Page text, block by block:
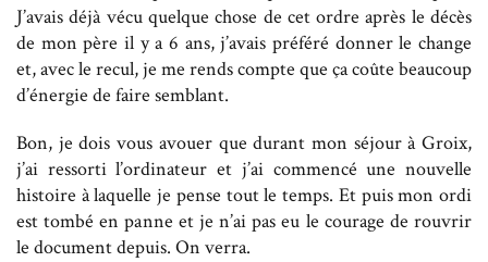
J’avais déjà vécu quelque chose de cet ordre après le décès
de mon père il y a 6 ans, j’avais préféré donner le change
et, avec le recul, je me rends compte que ça coûte beaucoup
d’énergie de faire semblant.
Bon, je dois vous avouer que durant mon séjour à Groix,
j’ai ressorti l’ordinateur et j’ai commencé une nouvelle
histoire à laquelle je pense tout le temps. Et puis mon ordi
est tombé en panne et je n’ai pas eu le courage de rouvrir
le document depuis. On verra.